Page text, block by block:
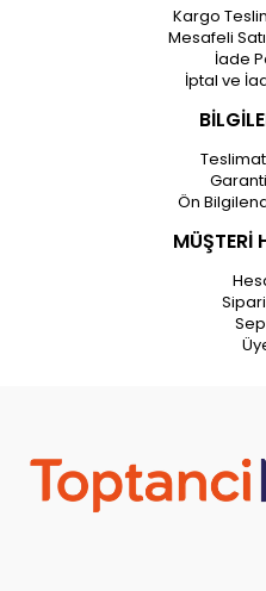
Kargo
Mesafeli
İade
İptal ve
Ön
MÜŞTERİ